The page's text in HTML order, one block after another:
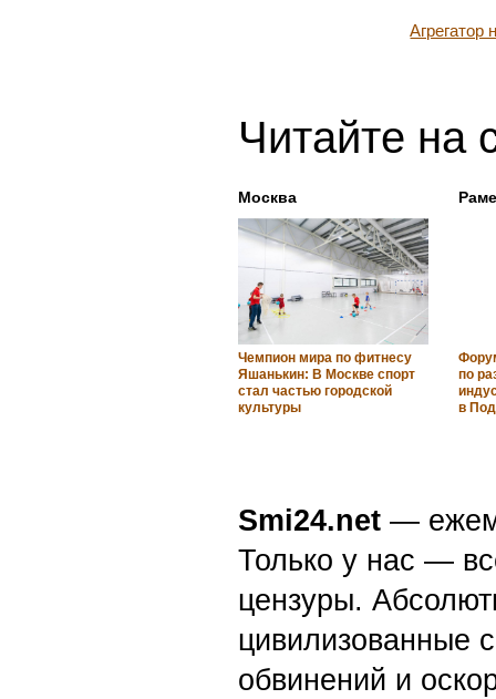
Читайте на
Москва
Чемпион мира по фитнесу
Яшанькин: В Москве спорт
стал частью городской
культуры
по
в
Smi24.net —
Только у нас —
цензуры.
цивилизованные
обвинений и